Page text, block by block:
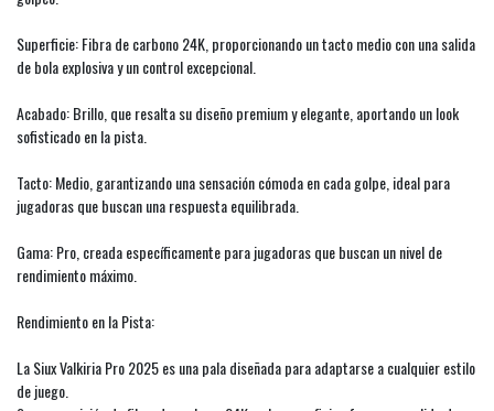
Superficie: Fibra de carbono 24K, proporcionando un tacto medio con una salida
de bola explosiva y un control excepcional.
Acabado: Brillo, que resalta su diseño premium y elegante, aportando un look
sofisticado en la pista.
Tacto: Medio, garantizando una sensación cómoda en cada golpe, ideal para
jugadoras que buscan una respuesta equilibrada.
Gama: Pro, creada específicamente para jugadoras que buscan un nivel de
rendimiento máximo.
Rendimiento en la Pista:
La Siux Valkiria Pro 2025 es una pala diseñada para adaptarse a cualquier estilo
de juego.